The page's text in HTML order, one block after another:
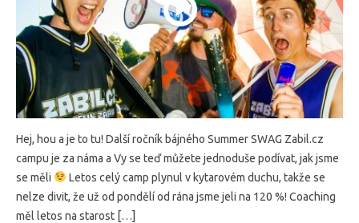
Hej, hou a je to tu! Další ročník bájného Summer SWAG Zabil.cz
campu je za náma a Vy se teď můžete jednoduše podívat, jak jsme
se měli
Letos celý camp plynul v kytarovém duchu, takže se
nelze divit, že už od pondělí od rána jsme jeli na 120 %! Coaching
měl letos na starost […]